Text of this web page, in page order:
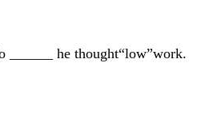
______ he thought“low”work.